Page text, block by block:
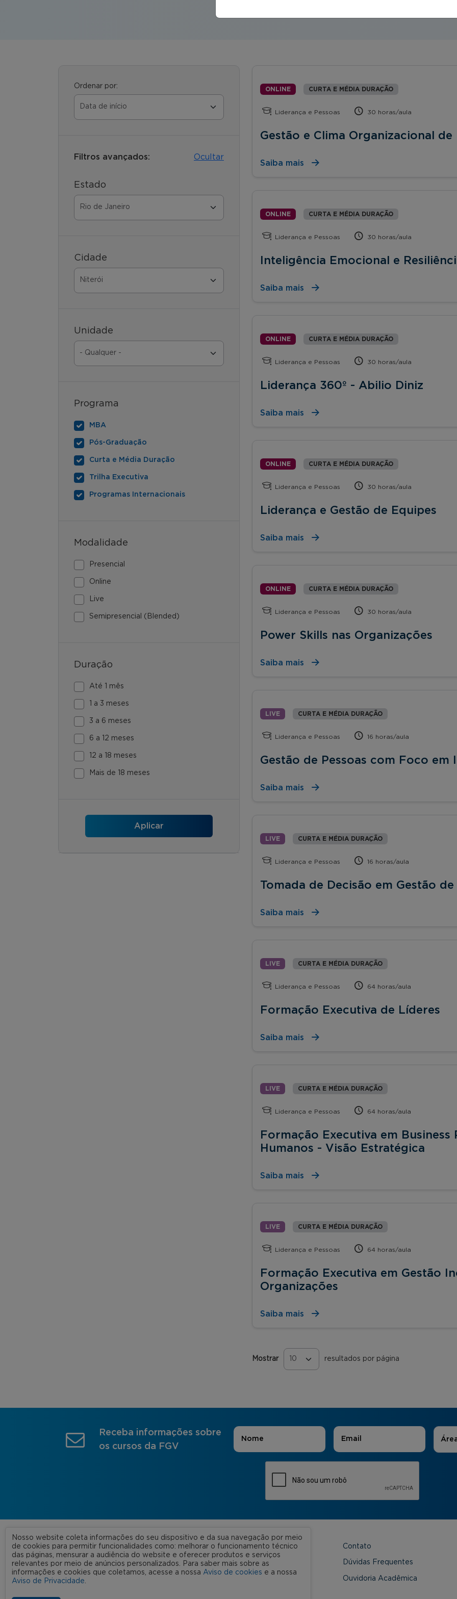
Ordenar por:
Filtros avançados: Ocultar
Estado
Cidade
Unidade
Programa
MBA
Pós-Graduação
Curta e Média Duração
Trilha Executiva
Programas Internacionais
Modalidade
Presencial
Online
Live
Semipresencial (Blended)
Duração
Até 1 mês
1 a 3 meses
3 a 6 meses
6 a 12 meses
12 a 18 meses
Mais de 18 meses
ONLINE CURTA E MÉDIA DURAÇÃO
Liderança e Pessoas 30 horas/aula
Gestão e Clima Organizacional de
Saiba mais
ONLINE CURTA E MÉDIA DURAÇÃO
Liderança e Pessoas 30 horas/aula
Inteligência Emocional e
Saiba mais
ONLINE CURTA E MÉDIA DURAÇÃO
Liderança e Pessoas 30 horas/aula
Liderança 360º - Abilio Diniz
Saiba mais
ONLINE CURTA E MÉDIA DURAÇÃO
Liderança e Pessoas 30 horas/aula
Liderança e Gestão de Equipes
Saiba mais
ONLINE CURTA E MÉDIA DURAÇÃO
Liderança e Pessoas 30 horas/aula
Power Skills nas Organizações
Saiba mais
LIVE CURTA E MÉDIA DURAÇÃO
Liderança e Pessoas 16 horas/aula
Gestão de Pessoas com Foco em
Saiba mais
LIVE CURTA E MÉDIA DURAÇÃO
Liderança e Pessoas 16 horas/aula
Tomada de Decisão em Gestão
Saiba mais
LIVE CURTA E MÉDIA DURAÇÃO
Liderança e Pessoas 64 horas/aula
Formação Executiva de Líderes
Saiba mais
LIVE CURTA E MÉDIA DURAÇÃO
Liderança e Pessoas 64 horas/aula
Formação Executiva em Business
Humanos - Visão Estratégica
Saiba mais
LIVE CURTA E MÉDIA DURAÇÃO
Liderança e Pessoas 64 horas/aula
Formação Executiva em Gestão
Organizações
Saiba mais
Mostrar resultados por página
Páginas
Receba informações sobre
os cursos da FGV
Nome E-mail
FGV 2023 © Todos os direitos
reservados
A FGV Contato
Nossas Unidades Dúvidas Frequentes
Ouvidoria Acadêmica
Nosso website coleta informações do seu dispositivo e da sua navegação por meio
de cookies para permitir funcionalidades como: melhorar o funcionamento técnico
das páginas, mensurar a audiência do website e oferecer produtos e serviços
relevantes por meio de anúncios personalizados. Para saber mais sobre as
informações e cookies que coletamos, acesse a nossa Aviso de cookies e a nossa
Aviso de Privacidade.